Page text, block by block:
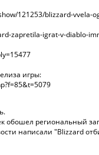
121253/blizzard-vvela-
zapretila-igrat-v-diablo-
игры:
обошел региональный
написали "Blizzard